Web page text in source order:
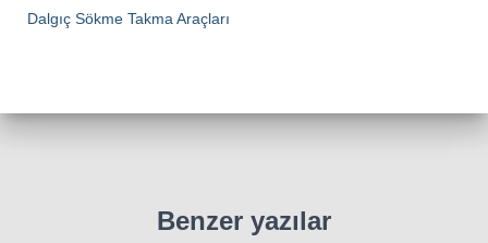
Dalgıç Sökme Takma Araçları
Benzer yazılar